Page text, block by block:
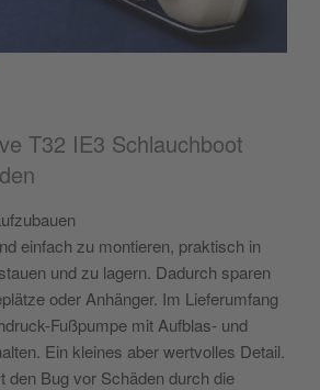
T32 IE3 Schlauchboot
einfach zu montieren, praktisch in
und zu lagern. Dadurch sparen
oder Anhänger. Im Lieferumfang
Fußpumpe mit Aufblas- und
Ein kleines aber wertvolles Detail.
den Bug vor Schäden durch die